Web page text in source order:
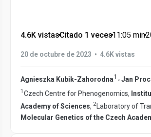
4.6K vistas•Citado 1 veces•11:05 min•
20 de octubre de 2023 • 4.6K vistas
Agnieszka Kubik-Zahorodna1 , Jan
1 Czech Centre for Phenogenomics,
Academy of Sciences, 2 Laboratory of
Molecular Genetics of the Czech